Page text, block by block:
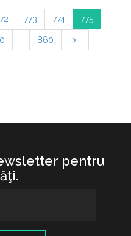
773 774 775
860
pentru